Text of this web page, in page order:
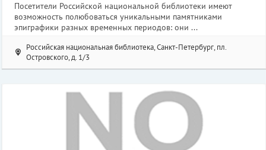
Посетители Российской национальной библиотеки имеют
возможность полюбоваться уникальными памятниками
эпиграфики разных временных периодов: они ...
Российская национальная библиотека, Санкт-Петербург, пл.
Островского, д. 1/3